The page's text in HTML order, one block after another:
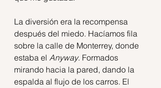
La diversión era la recompensa
después del miedo. Hacíamos fila
sobre la calle de Monterrey, donde
estaba el Anyway. Formados
mirando hacia la pared, dando la
espalda al flujo de los carros. El